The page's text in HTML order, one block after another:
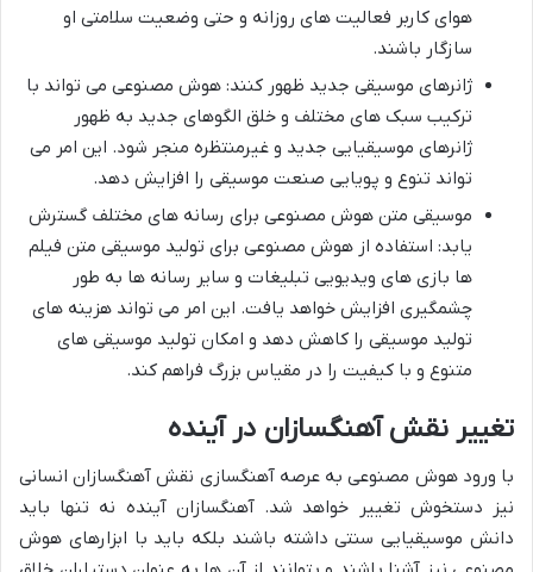
هوای کاربر فعالیت های روزانه و حتی وضعیت سلامتی او
سازگار باشند.
ژانرهای موسیقی جدید ظهور کنند: هوش مصنوعی می تواند با
ترکیب سبک های مختلف و خلق الگوهای جدید به ظهور
ژانرهای موسیقیایی جدید و غیرمنتظره منجر شود. این امر می
تواند تنوع و پویایی صنعت موسیقی را افزایش دهد.
موسیقی متن هوش مصنوعی برای رسانه های مختلف گسترش
یابد: استفاده از هوش مصنوعی برای تولید موسیقی متن فیلم
ها بازی های ویدیویی تبلیغات و سایر رسانه ها به طور
چشمگیری افزایش خواهد یافت. این امر می تواند هزینه های
تولید موسیقی را کاهش دهد و امکان تولید موسیقی های
متنوع و با کیفیت را در مقیاس بزرگ فراهم کند.
تغییر نقش آهنگسازان در آینده
با ورود هوش مصنوعی به عرصه آهنگسازی نقش آهنگسازان انسانی
نیز دستخوش تغییر خواهد شد. آهنگسازان آینده نه تنها باید
دانش موسیقیایی سنتی داشته باشند بلکه باید با ابزارهای هوش